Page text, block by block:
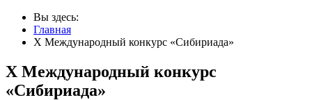
Вы здесь:
Главная
X Международный конкурс «Сибириада»
X Международный конкурс
«Сибириада»